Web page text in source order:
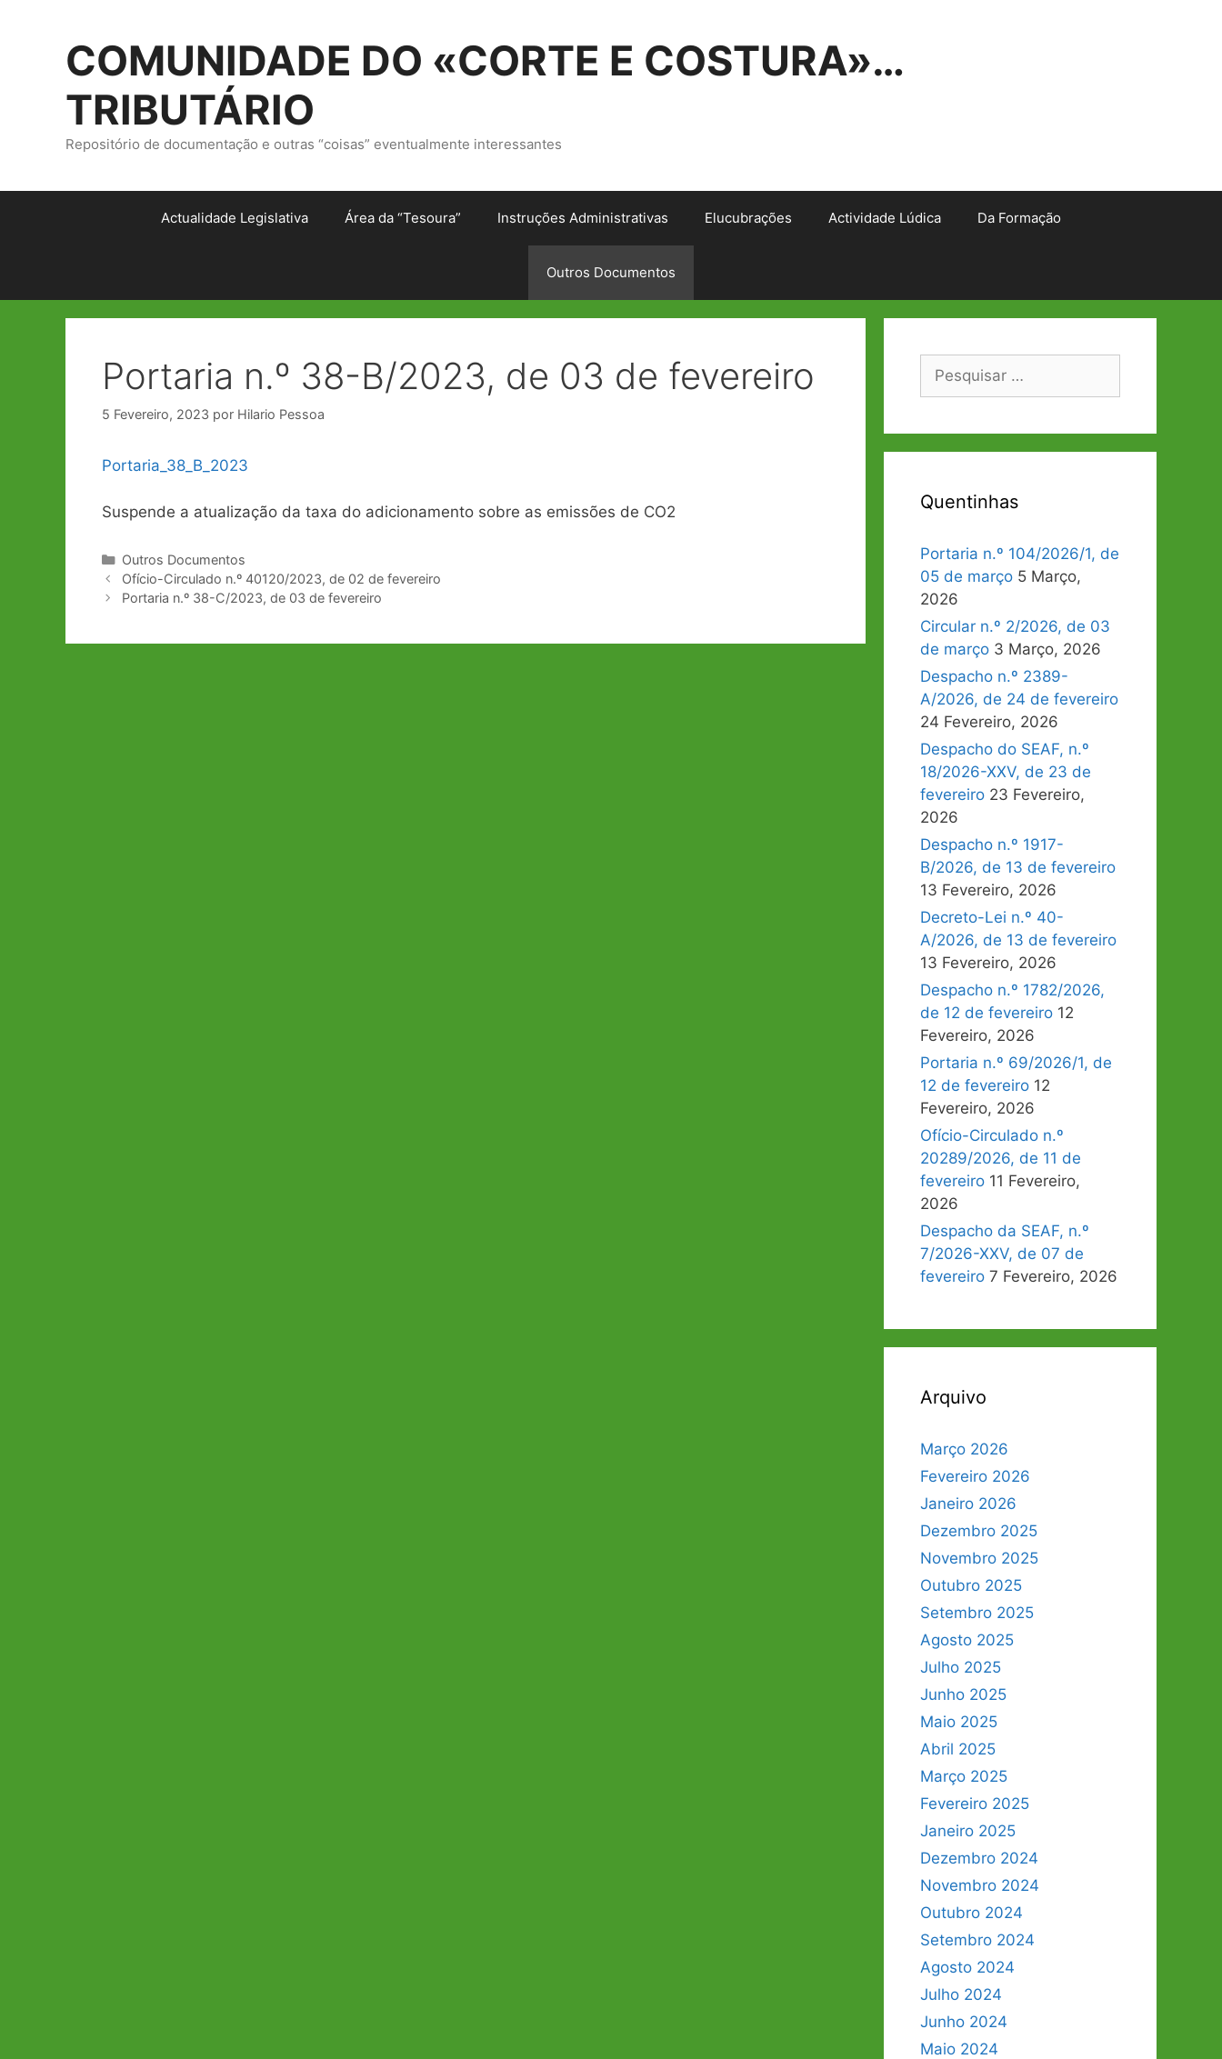
COMUNIDADE DO «CORTE E COSTURA»…
TRIBUTÁRIO
Repositório de documentação e outras “coisas” eventualmente interessantes
Actualidade Legislativa Área da “Tesoura” Instruções Administrativas Elucubrações Actividade Lúdica Da Formação
Outros Documentos
Portaria n.º 38-B/2023, de 03 de fevereiro
5 Fevereiro, 2023 por Hilario Pessoa
Portaria_38 B_2023
Suspende a atualização da taxa do adicionamento sobre as emissões de CO2
Categorias
Outros Documentos
Navegação
de
Ofício-Circulado n.º 40120/2023, de 02 de fevereiro
Portaria n.º 38-C/2023, de 03 de fevereiro
Pesquisar
Quentinhas
Portaria n.º 104/2026/1, de
05 de março 5 Março,
2026
Circular n.º 2/2026, de 03
de março 3 Março, 2026
Despacho n.º 2389-
A/2026, de 24 de fevereiro
24 Fevereiro, 2026
Despacho do SEAF, n.º
18/2026-XXV, de 23 de
fevereiro 23 Fevereiro,
2026
Despacho n.º 1917-
B/2026, de 13 de fevereiro
13 Fevereiro, 2026
Decreto-Lei n.º 40-
A/2026, de 13 de fevereiro
13 Fevereiro, 2026
Despacho n.º 1782/2026,
de 12 de fevereiro 12
Fevereiro, 2026
Portaria n.º 69/2026/1, de
12 de fevereiro 12
Fevereiro, 2026
Ofício-Circulado n.º
20289/2026, de 11 de
fevereiro 11 Fevereiro,
2026
Despacho da SEAF, n.º
7/2026-XXV, de 07 de
fevereiro 7 Fevereiro, 2026
Arquivo
Março 2026
Fevereiro 2026
Janeiro 2026
Dezembro 2025
Novembro 2025
Outubro 2025
Setembro 2025
Agosto 2025
Julho 2025
Junho 2025
Maio 2025
Abril 2025
Março 2025
Fevereiro 2025
Janeiro 2025
Dezembro 2024
Novembro 2024
Outubro 2024
Setembro 2024
Agosto 2024
Julho 2024
Junho 2024
Maio 2024